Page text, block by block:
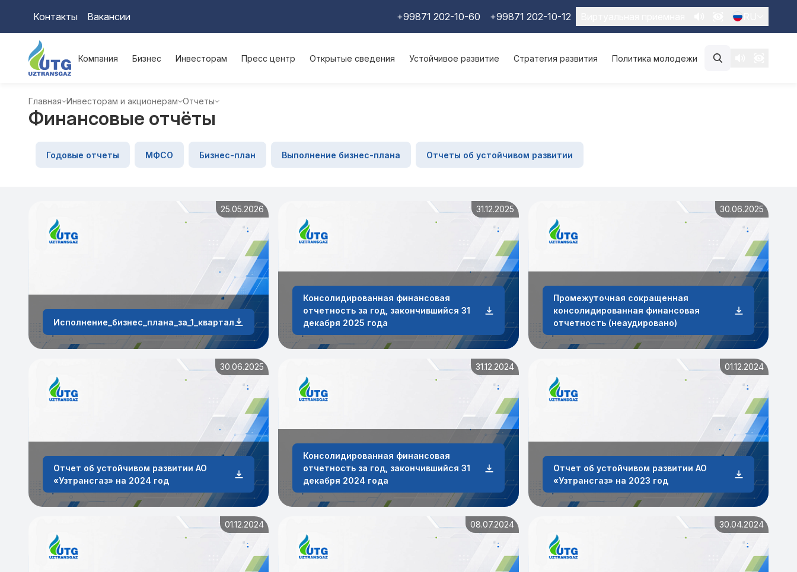
Контакты Вакансии +99871 202-10-60 +99871 202-10-12
Компания Бизнес Инвесторам Пресс центр Открытые сведения Устойчивое развитие Стратегия развития Политика молодежи
Главная Инвесторам и акционерам Отчеты
Финансовые отчёты
Годовые отчеты МФСО Бизнес-план Выполнение бизнес-плана Отчеты об устойчивом развитии
25.05.2026
Исполнение_бизнес_плана_за_1_квартал_2026_года
31.12.2025
Консолидированная финансовая
отчетность за год, закончившийся 31
декабря 2025 года
30.06.2025
Промежуточная сокращенная
консолидированная финансовая
отчетность (неаудировано)
30.06.2025
Отчет об устойчивом развитии АО
«Узтрансгаз» на 2024 год
31.12.2024
Консолидированная финансовая
отчетность за год, закончившийся 31
декабря 2024 года
01.12.2024
Отчет об устойчивом развитии АО
«Узтрансгаз» на 2023 год
01.12.2024 08.07.2024 30.04.2024